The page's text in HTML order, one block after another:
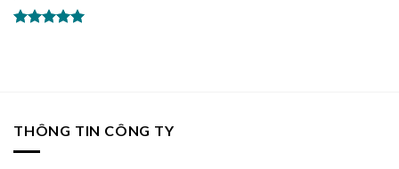
THÔNG TIN CÔNG TY